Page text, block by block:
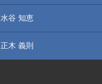
水谷 知恵
正木 義則